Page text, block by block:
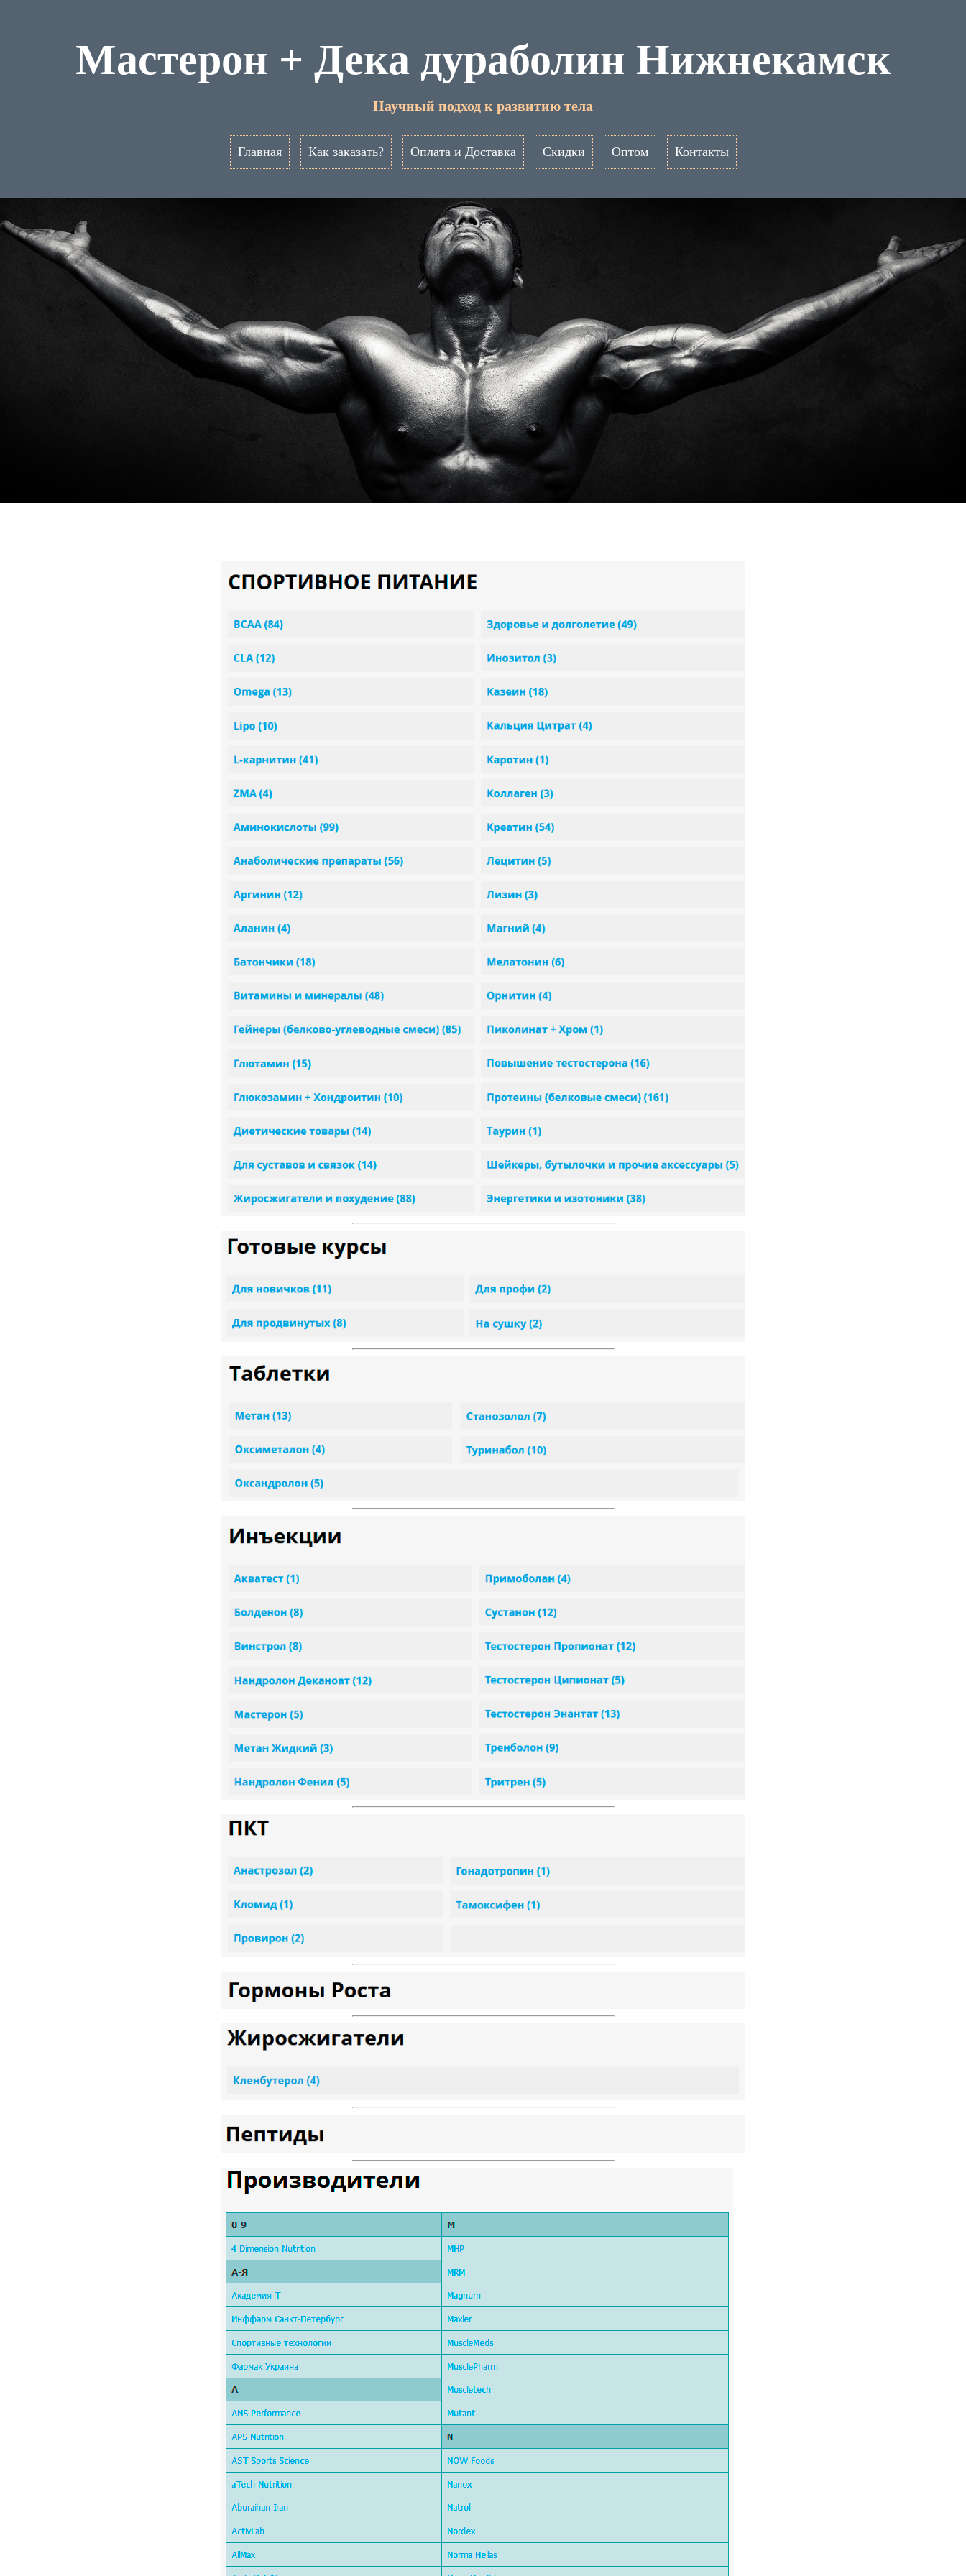
Мастерон + Дека дураболин Нижнекамск
Научный подход к развитию тела
Главная Как заказать? Оплата и Доставка Скидки Оптом Контакты